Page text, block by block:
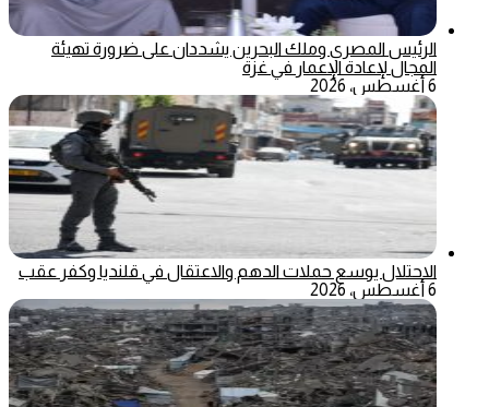
الرئيس المصري وملك البحرين يشددان على ضرورة تهيئة
المجال لإعادة الإعمار في غزة
6 أغسطس، 2026
الاحتلال يوسع حملات الدهم والاعتقال في قلنديا وكفر عقب
6 أغسطس، 2026